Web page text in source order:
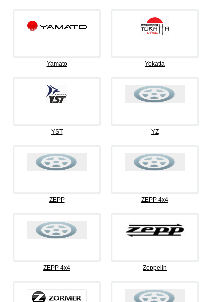
Yamato Yokatta
YST YZ
ZEPP ZEPP 4x4
ZEPP 4х4 Zeppelin